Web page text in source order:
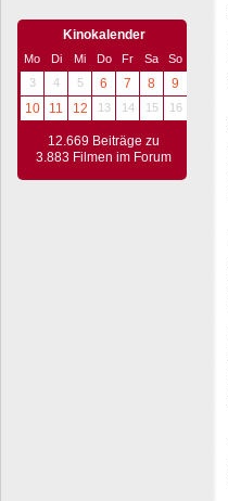
Kinokalender
Mo Di Mi Do Fr Sa
So
3
4 5 6 7 8
9
10
11 12 13 14 15 16
12.669 Beiträge zu
3.883 Filmen im Forum